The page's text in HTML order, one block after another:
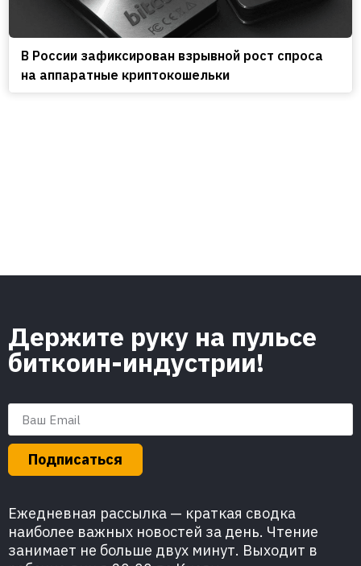
В России зафиксирован взрывной рост спроса
на аппаратные криптокошельки
Держите руку на пульсе
биткоин-индустрии!
Подписаться
Ежедневная рассылка — краткая сводка
наиболее важных новостей за день. Чтение
занимает не больше двух минут. Выходит в